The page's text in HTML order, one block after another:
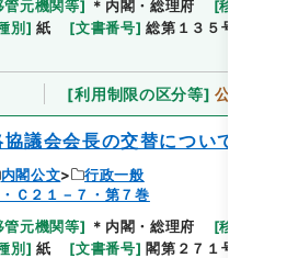
管元機関等] ＊内閣・総理府 [移管等年度
別 ] 紙 [文書番号] 総第１３５号
[利用制限の区分等] 公開
議会会長の交替について
内閣公文
行政一般
Ｃ２１－７・第７巻
管元機関等] ＊内閣・総理府 [移管等年度
別 ] 紙 [文書番号] 閣第２７１号